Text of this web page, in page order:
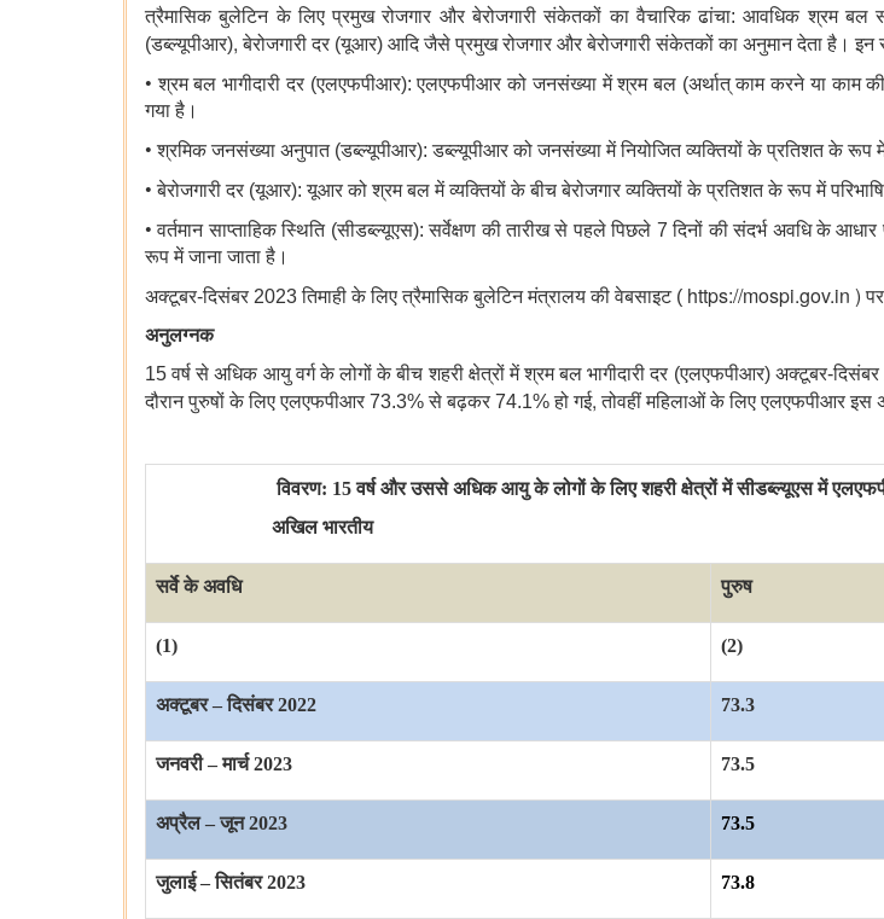
त्रैमासिक बुलेटिन के लिए प्रमुख रोजगार और बेरोजगारी संकेतकों का वैचारिक ढांचा: आवधिक श्रम बल
(डब्ल्यूपीआर),बेरोजगारी दर (यूआर) आदि जैसे प्रमुख रोजगार और बेरोजगारी संकेतकों का अनुमान देता है।
•श्रम बल भागीदारी दर (एलएफपीआर): एलएफपीआर को जनसंख्या में श्रम बल (अर्थात् काम करने या काम
गया है।
•श्रमिक जनसंख्या अनुपात (डब्ल्यूपीआर): डब्ल्यूपीआर को जनसंख्या में नियोजित व्यक्तियों के प्रतिशत के रूप में
•बेरोजगारी दर (यूआर): यूआर को श्रम बल में व्यक्तियों के बीच बेरोजगार व्यक्तियों के प्रतिशत के रूप में
•वर्तमान साप्ताहिक स्थिति (सीडब्ल्यूएस): सर्वेक्षण की तारीख से पहले पिछले 7 दिनों की संदर्भ अवधि के आधार
रूप में जाना जाता है।
अक्टूबर-दिसंबर 2023 तिमाही के लिए त्रैमासिक बुलेटिन मंत्रालय की वेबसाइट ( https://mospi.gov.in )
अनुलग्नक
15 वर्ष से अधिक आयु वर्ग के लोगों के बीच शहरी क्षेत्रों में श्रम बल भागीदारी दर (एलएफपीआर) अक्टूबर-
दौरान पुरुषों के लिए एलएफपीआर 73.3% से बढ़कर 74.1% हो गई,तोवहीं महिलाओं के लिए एलएफपीआर इस
विवरण: 15वर्ष और उससे अधिक आयु के लोगों के लिए शहरी क्षेत्रों में सीडब्ल्यूएस में
अखिल भारतीय
सर्वे के अवधि पुरुष
(1) (2)
अक्टूबर–दिसंबर2022 73.3
जनवरी–मार्च2023 73.5
अप्रैल–जून2023 73.5
जुलाई–सितंबर2023 73.8